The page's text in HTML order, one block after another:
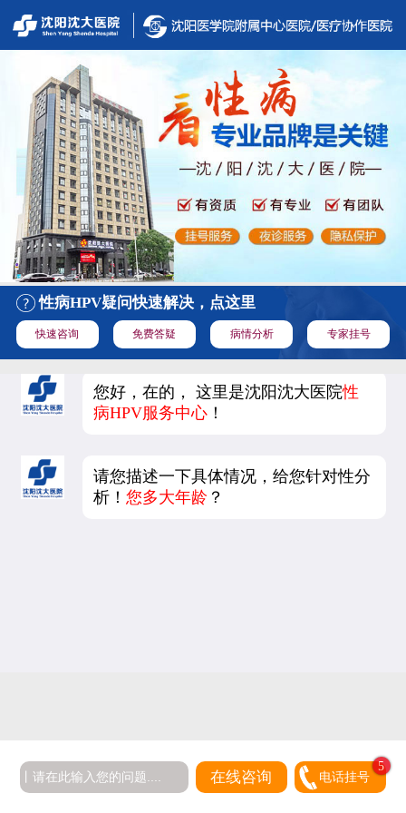
性病HPV疑问快速解决，点这里
快速咨询 免费答疑 病情分析 专家挂号
您好，在的， 这里是沈阳沈大医院性
病HPV服务中心 ！
请您描述一下具体情况，给您针对性分
析！您多大年龄 ？
在线咨询 电话挂号